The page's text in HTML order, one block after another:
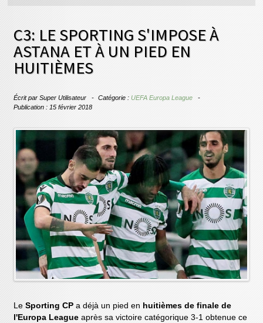
C3: LE SPORTING S'IMPOSE À
ASTANA ET À UN PIED EN
HUITIÈMES
Écrit parSuper Utilisateur Catégorie :UEFA Europa League
Publication : 15 février 2018
LeSporting CP a déjà un pied en huitièmes de finale de
l'Europa League après sa victoire catégorique 3-1 obtenue ce